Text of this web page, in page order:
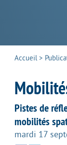
Accueil>
Pistes de
mobilités
mardi 17